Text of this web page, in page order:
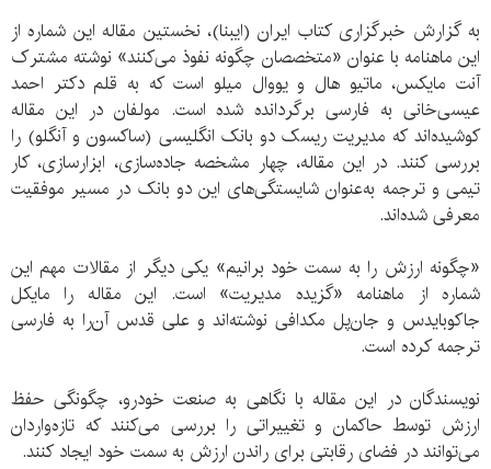
به گزارش خبرگزاری کتاب ایران (ایبنا)، نخستین مقاله این شماره از
این ماهنامه با عنوان «متخصصان چگونه نفوذ می‌کنند» نوشته مشترک
آنت مایکس، ماتیو هال و یووال میلو است که به قلم دکتر احمد
عیسی‌خانی به فارسی برگردانده شده است. مولفان در این مقاله
کوشیده‌اند که مدیریت ریسک دو بانک انگلیسی (ساکسون و آنگلو) را
بررسی کنند. در این مقاله، چهار مشخصه جاده‌سازی، ابزارسازی، کار
تیمی و ترجمه به‌عنوان شایستگی‌های این دو بانک در مسیر موفقیت
معرفی شده‌اند.
«چگونه ارزش را به سمت خود برانیم» یکی دیگر از مقالات مهم این
شماره از ماهنامه «گزیده مدیریت» است. این مقاله را مايكل
جاكوبايدس و جان‌پل مكدافی نوشته‌اند و علی قدس آن‌را به فارسی
ترجمه کرده است.
نویسندگان در این مقاله با نگاهی به صنعت خودرو، چگونگی حفظ
ارزش توسط حاکمان و تغییراتی را بررسی ‌می‌کنند که تازه‌واردان
می‌توانند در فضای رقابتی برای راندن ارزش به سمت خود ایجاد کنند.